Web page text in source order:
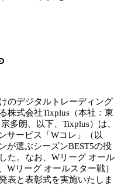
のデジタルトレーディング
株式会社Tixplus（本社：東
多朗、以下、Tixplus）は、
サービス「Wコレ」（以
が選ぶシーズンBEST5の投
た。なお、Wリーグ オール
Wリーグ オールスター戦）
表と表彰式を実施いたしま